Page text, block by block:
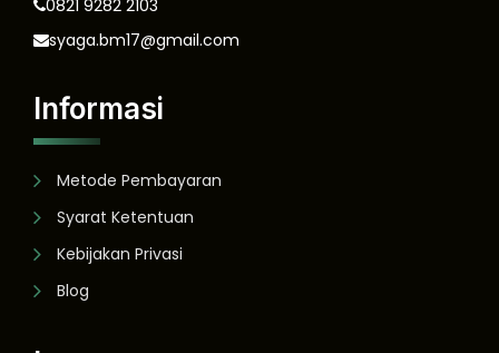
0821 9282 2103
syaga.bm17@gmail.com
Informasi
Metode Pembayaran
Syarat Ketentuan
Kebijakan Privasi
Blog